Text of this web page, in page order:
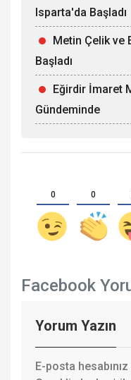
Isparta'da Başladı
Metin Çelik ve
Başladı
Eğirdir İmaret
Gündeminde
0 0
Facebook
Yorum Yazın
E-posta